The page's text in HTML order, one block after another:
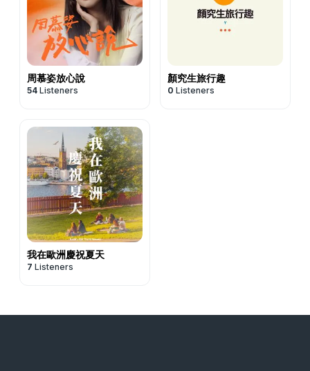
周慕姿放心說
54 Listeners
顏究生旅行趣
0 Listeners
我在歐洲慶祝夏天
7 Listeners